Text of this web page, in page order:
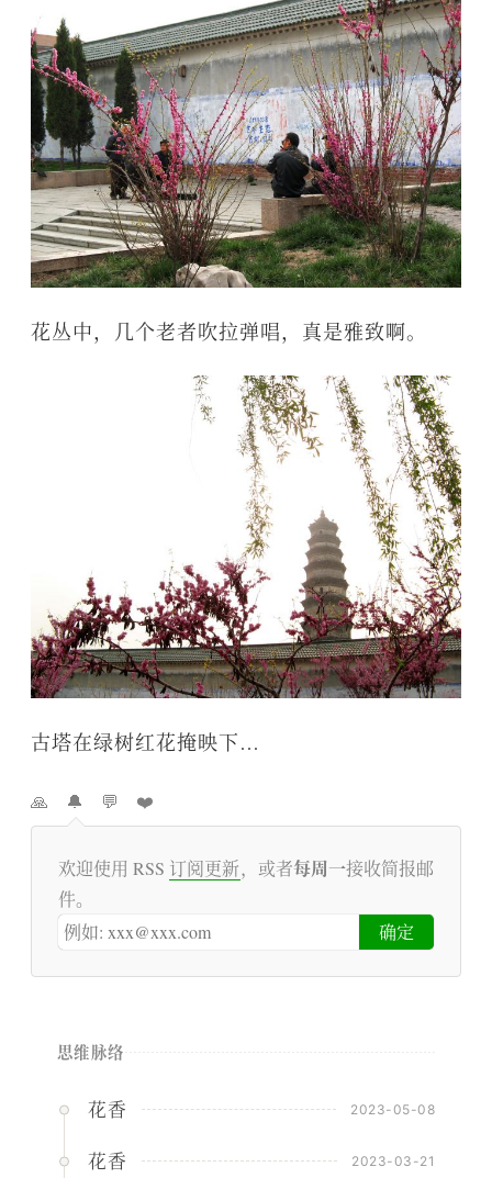
花丛中，几个老者吹拉弹唱，真是雅致啊。
古塔在绿树红花掩映下…
🙏 🔔 💬 ❤️
欢迎使用 RSS 订阅更新，或者每周一接收简报邮
件。
思维脉络
花香 2023-05-08
花香 2023-03-21